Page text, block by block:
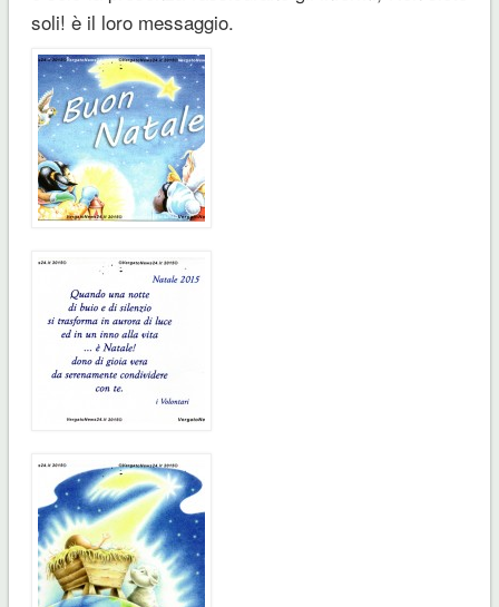
soli! è il loro messaggio.